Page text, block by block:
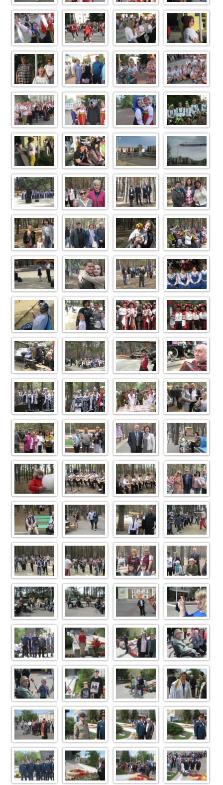
IMG 8251 IMG 8241 IMG 8226 IMG 8197
IMG 8195 IMG 8160 IMG 8150 IMG 8149
IMG 8148 IMG 8144 IMG 8140 IMG 8136
IMG 8124 IMG 8121 IMG 8120 IMG 8118
IMG 8110 IMG 8109 IMG 8102 IMG 7303
IMG 7269 IMG 7271 IMG 7267 IMG 7264
IMG 7262 IMG 7260 IMG 7255 IMG 7245
IMG 7244 IMG 7238 IMG 7233 IMG 7232
IMG 7228 IMG 7225 IMG 7217 IMG 7211
IMG 7205 IMG 7204 IMG 7202 IMG 7200
IMG 7196 IMG 7193 IMG 7187 IMG 7185
IMG 7183 IMG 7179 IMG 7177 IMG 7175
IMG 7173 IMG 7172 IMG 7171 IMG 7169
IMG 7166 IMG 7164 IMG 7160 IMG 7155
IMG 7148 IMG 7147 IMG 7145 IMG 7138
IMG 7130 IMG 7129 IMG 7127 IMG 7125
IMG 7123 IMG 7116 IMG 7112 IMG 7107
IMG 7101 IMG 7097 IMG 7096 IMG 7094
IMG 7091 IMG 7089 IMG 7078 IMG 7076